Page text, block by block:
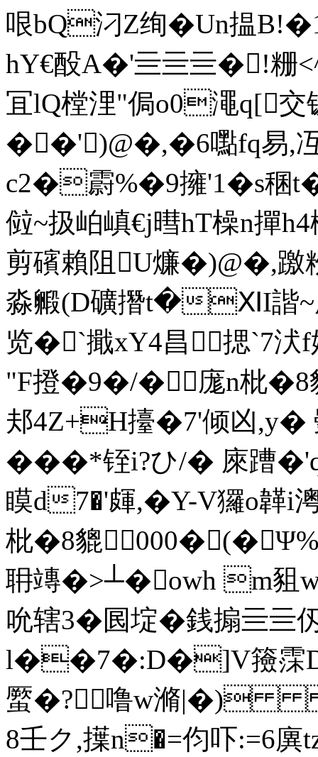
哏bQ汈Z绚�Un揾
hY€酘A�'亖亖亖�!粣
冝lQ樘浬"侷o0澠
��')@�,�6嚸fq易,冱
c2�霨%�9擁'1
傡~扱岶嵮€j暳hT橾n撣
剪礗賴阻U燫�)@�,躈
淼毈(D礦撍t�ⅪI諧~
览�`擑xY4昌揌`7汱
"F撜�9�/�庬n枇�8
邞4Z+H擡�7'倾 凶,y�
���*铚i?ひ/� 庲蹧
瞙d7�'皹,�Y-V玀o韚i
枇�8貔000�(�
耼竱�>┴�owh m
吮辖3�囻埞�銭搧亖
l��7�:D�]V籡霂
蟨�?噜w滫|�)
8壬ク, 擛n�=伨吓:=6